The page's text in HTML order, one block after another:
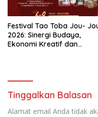
Festival Tao Toba Jou-
2026: Sinergi Budaya,
Ekonomi Kreatif dan
Tinggalkan Balasan
Alamat email Anda tidak